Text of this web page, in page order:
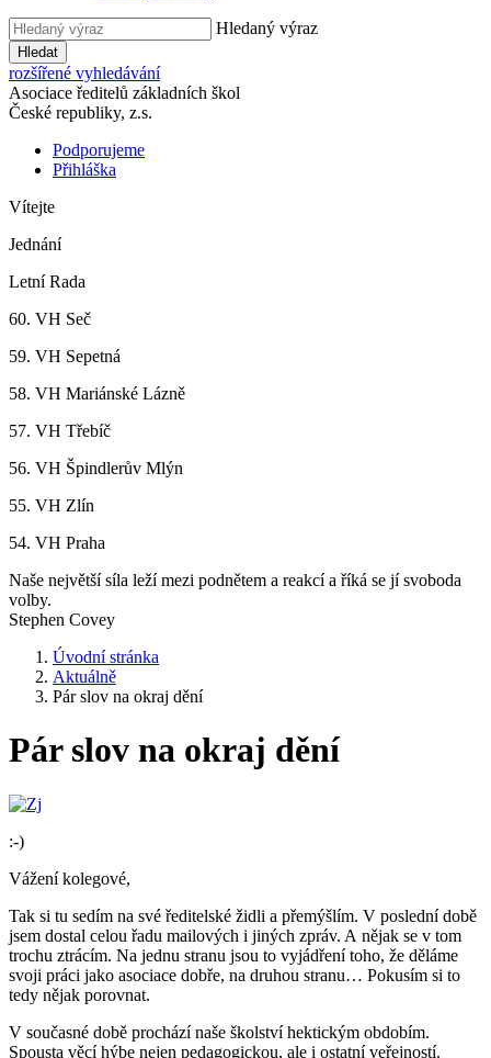
Hledaný výraz
Hledat
rozšířené vyhledávání
Asociace ředitelů základních škol
České republiky, z.s.
Podporujeme
Přihláška
Vítejte
Jednání
Letní Rada
60. VH Seč
59. VH Sepetná
58. VH Mariánské Lázně
57. VH Třebíč
56. VH Špindlerův Mlýn
55. VH Zlín
54. VH Praha
Naše největší síla leží mezi podnětem a reakcí a říká se jí svoboda
volby.
Stephen Covey
Úvodní stránka
Aktuálně
Pár slov na okraj dění
Pár slov na okraj dění
:-)
Vážení kolegové,
Tak si tu sedím na své ředitelské židli a přemýšlím. V poslední době
jsem dostal celou řadu mailových i jiných zpráv. A nějak se v tom
trochu ztrácím. Na jednu stranu jsou to vyjádření toho, že děláme
svoji práci jako asociace dobře, na druhou stranu… Pokusím si to
tedy nějak porovnat.
V současné době prochází naše školství hektickým obdobím.
Spousta věcí hýbe nejen pedagogickou, ale i ostatní veřejností.